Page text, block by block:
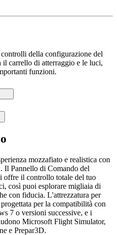
della configurazione del
carrello di atterraggio e le luci,
funzioni.
mozzafiato e realistica con
Il Pannello di Comando del
offre il controllo totale del tuo
così puoi esplorare migliaia di
con fiducia. L'attrezzatura per
per la compatibilità con
7 o versioni successive, e i
Microsoft Flight Simulator,
e Prepar3D.